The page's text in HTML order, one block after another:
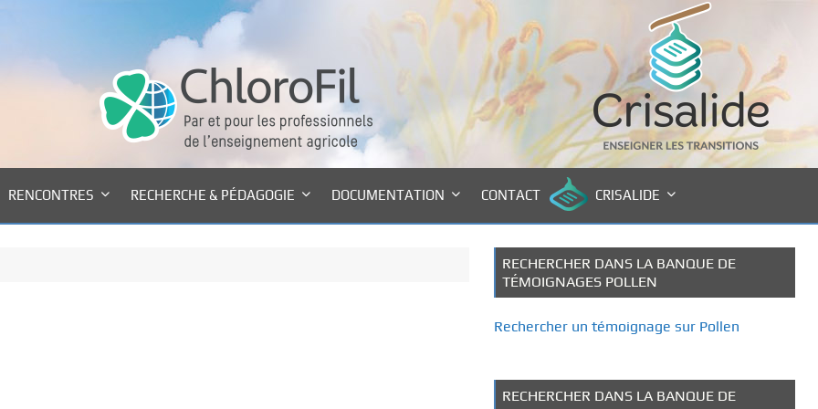
RENCONTRES RECHERCHE & PÉDAGOGIE DOCUMENTATION CONTACT CRISALIDE
RECHERCHER DANS LA BANQUE DE
TÉMOIGNAGES POLLEN
Rechercher un témoignage sur Pollen
RECHERCHER DANS LA BANQUE DE